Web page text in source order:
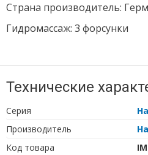
Страна производитель:
Гидромассаж: 3 форсунки
Технические
Серия
Производитель
Код товара